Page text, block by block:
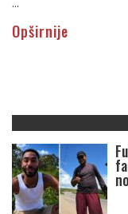
...
Opširnije